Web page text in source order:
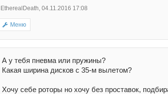
EtherealDeath 04.11.2016 17:08
Меню
А у тебя пневма или пружины?
Какая ширина дисков с 35-м вылетом?
Хочу себе роторы но хочу без проставок,